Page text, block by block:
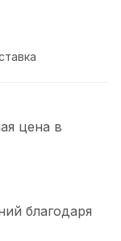
цена в
благодаря